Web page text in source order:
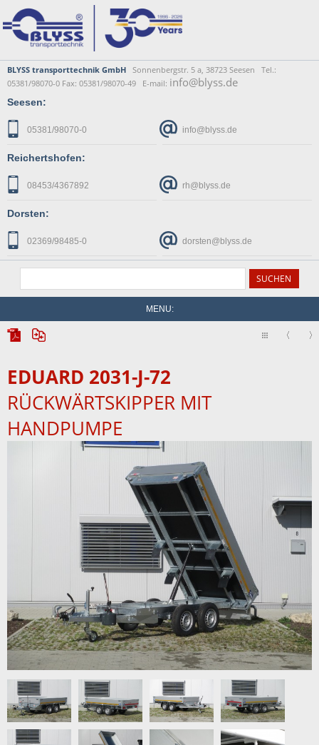
BLYSS transporttechnik GmbH Sonnenbergstr. 5 a, 38723 Seesen Tel.:
05381/98070-0 Fax: 05381/98070-49 E-mail: info@blyss.de
Seesen:
05381/98070-0 info@blyss.de
Reichertshofen:
08453/4367892 rh@blyss.de
Dorsten:
02369/98485-0 dorsten@blyss.de
MENU:
EDUARD 2031-J-72
RÜCKWÄRTSKIPPER MIT
HANDPUMPE